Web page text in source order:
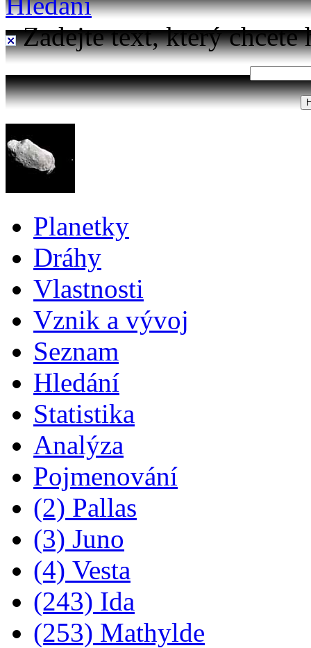
Zadejte text, který chcete
Planetky
Dráhy
Vlastnosti
Vznik a vývoj
Seznam
Hledání
Statistika
Analýza
Pojmenování
(2) Pallas
(3) Juno
(4) Vesta
(243) Ida
(253) Mathylde